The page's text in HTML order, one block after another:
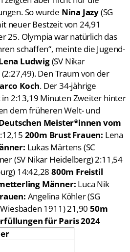
So wurde Nina Jazy(SG
neuer Bestzeit von 24,91
25. Olympia war natürlich das
schaffen“, meinte die Jugend-
Ludwig(SV Nikar
Den Traum von der
Koch. Der 34-jährige
2:13,19 Minuten Zweiter hinter
dem früheren Welt- und
Meister*innen vom
200m Brust Frauen: Lena
Lukas Märtens (SC
(SV Nikar Heidelberg) 2:11,54
14:42,28800m Freistil
Männer: Luca Nik
Angelina Köhler (SG
1911) 21,9050m
für Paris 2024